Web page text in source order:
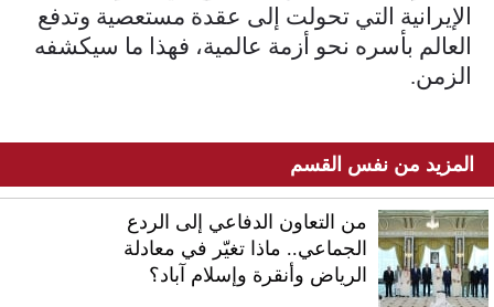
الإيرانية التي تحولت إلى عقدة مستعصية وتدفع
العالم بأسره نحو أزمة عالمية، فهذا ما سيكشفه
الزمن.
المزيد من نفس القسم
من التعاون الدفاعي إلى الردع
الجماعي.. ماذا تغيّر في معادلة
الرياض وأنقرة وإسلام آباد؟